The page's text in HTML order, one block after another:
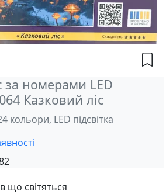
за номерами LED
Казковий ліс
кольори, LED підсвітка
що світяться